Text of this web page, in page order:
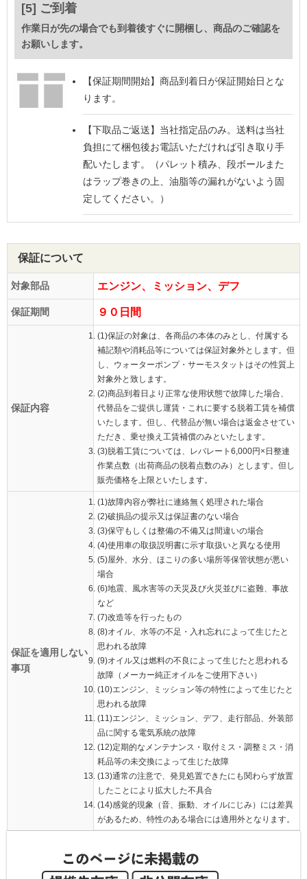
[5] ご到着
作業日が先の場合でも到着後すぐに開梱し、商品のご確認を
お願いします。
【保証期間開始】 商品到着日が保証開始日とな
ります。
【下取品ご返送】 当社指定品のみ。送料は当社
負担にて梱包後お電話いただければ引き取り手
配いたします。（パレット積み、段ボールまた
はラップ巻きの上、油脂等の漏れがないよう固
定してください。）
保証について
対象部品 エンジン、ミッション、デフ
保証期間 ９０日間
保証内容
(1)保証の対象は、各商品の本体のみとし、付属する
補記類や消耗品等については保証対象外とします。但
し、ウォーターポンプ・サーモスタットはその性質上
対象外と致します。
(2)商品到着日より正常な使用状態で故障した場合、
代替品をご提供し運賃・これに要する脱着工賃を補償
いたします。但し、代替品が無い場合は返金させてい
ただき、乗せ換え工賃補償のみといたします。
(3)脱着工賃については、レバレート6,000円×日整連
作業点数（出荷商品の脱着点数のみ）とします。但し
販売価格を上限といたします。
保証を適用しない
事項
(1)故障内容が弊社に連絡無く処理された場合
(2)破損品の提示又は保証書のない場合
(3)保守もしくは整備の不備又は間違いの場合
(4)使用車の取扱説明書に示す取扱いと異なる使用
(5)屋外、水分、ほこりの多い場所等保管状態が悪い
場合
(6)地震、風水害等の天災及び火災並びに盗難、事故
など
(7)改造等を行ったもの
(8)オイル、水等の不足・入れ忘れによって生じたと
思われる故障
(9)オイル又は燃料の不良によって生じたと思われる
故障（メーカー純正オイルをご使用下さい）
(10)エンジン、ミッション等の特性によって生じたと
思われる故障
(11)エンジン、ミッション、デフ、走行部品、外装部
品に関する電気系統の故障
(12)定期的なメンテナンス・取付ミス・調整ミス・消
耗品等の未交換によって生じた故障
(13)通常の注意で、発見処置できたにも関わらず放置
したことにより拡大した不具合
(14)感覚的現象（音、振動、オイルにじみ）には差異
があるため、特性のある場合には適用外となります。